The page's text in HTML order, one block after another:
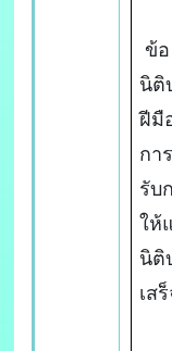
ข้
นิติ
ฝีมื
กา
รับ
ให้
นิติ
เส